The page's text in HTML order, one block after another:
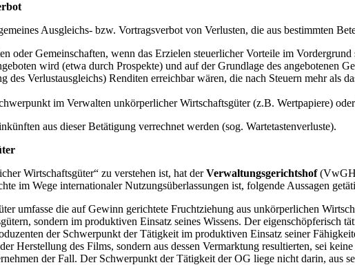
Ausgleichs- bzw. Vortragsverbot von Verlusten, die aus bestimmten
oder Gemeinschaften, wenn das Erzielen steuerlicher Vorteile im
wird (etwa durch Prospekte) und auf der Grundlage des angebotenen
des Verlustausgleichs) Renditen erreichbar wären, die nach Steuern mehr als
im Verwalten unkörperlicher Wirtschaftsgüter (z.B. Wertpapiere)
aus dieser Betätigung verrechnet werden (sog. Wartetastenverluste).
Wirtschaftsgüter“ zu verstehen ist, hat derVerwaltungsgerichtshof
im Wege internationaler Nutzungsüberlassungen ist, folgende Aussagen
umfasse die auf Gewinn gerichtete Fruchtziehung aus unkörperlichen
sondern im produktiven Einsatz seines Wissens. Der eigenschöpferisch
der Schwerpunkt der Tätigkeit im produktiven Einsatz seiner
Herstellung des Films, sondern aus dessen Vermarktung resultierten, sei
der Fall. Der Schwerpunkt der Tätigkeit der OG liege nicht darin, aus